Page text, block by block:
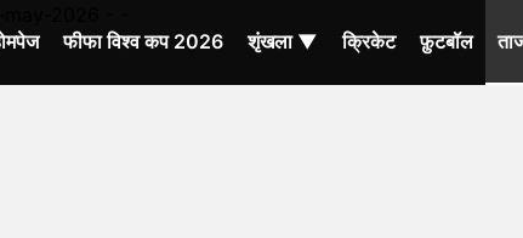
2026 - -
फीफा विश्व कप 2026 शृंखला ▼ क्रिकेट फ़ुटबॉल